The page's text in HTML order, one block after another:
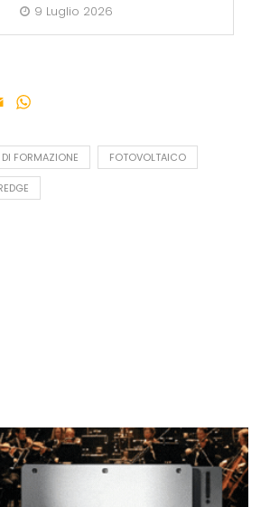
9 Luglio 2026
Email
FORMAZIONE FOTOVOLTAICO